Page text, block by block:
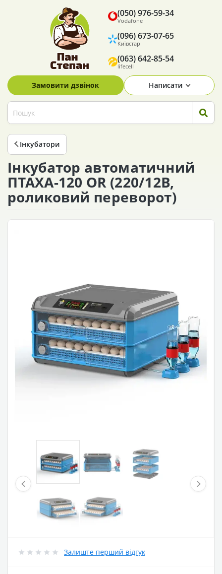
Vodafone
(050) 976-59-34
Київстар
(096) 673-07-65
lifecell
(063) 642-85-54
Замовити дзвінок Написати
Інкубатори
Інкубатор автоматичний
ПТАХА-120 OR (220/12В,
роликовий переворот)
Залиште перший відгук